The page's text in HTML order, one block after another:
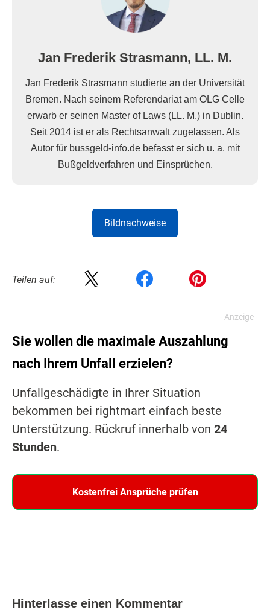
Jan Frederik Strasmann, LL. M.
Jan Frederik Strasmann studierte an der Universität
Bremen. Nach seinem Referendariat am OLG Celle
erwarb er seinen Master of Laws (LL. M.) in Dublin.
Seit 2014 ist er als Rechtsanwalt zugelassen. Als
Autor für bussgeld-info.de befasst er sich u. a. mit
Bußgeldverfahren und Einsprüchen.
Bildnachweise
Teilen auf:
Sie wollen die maximale Auszahlung
nach Ihrem Unfall erzielen?
Unfallgeschädigte in Ihrer Situation
bekommen bei rightmart einfach beste
Unterstützung. Rückruf innerhalb von 24
Stunden.
Kostenfrei Ansprüche prüfen
Hinterlasse einen Kommentar